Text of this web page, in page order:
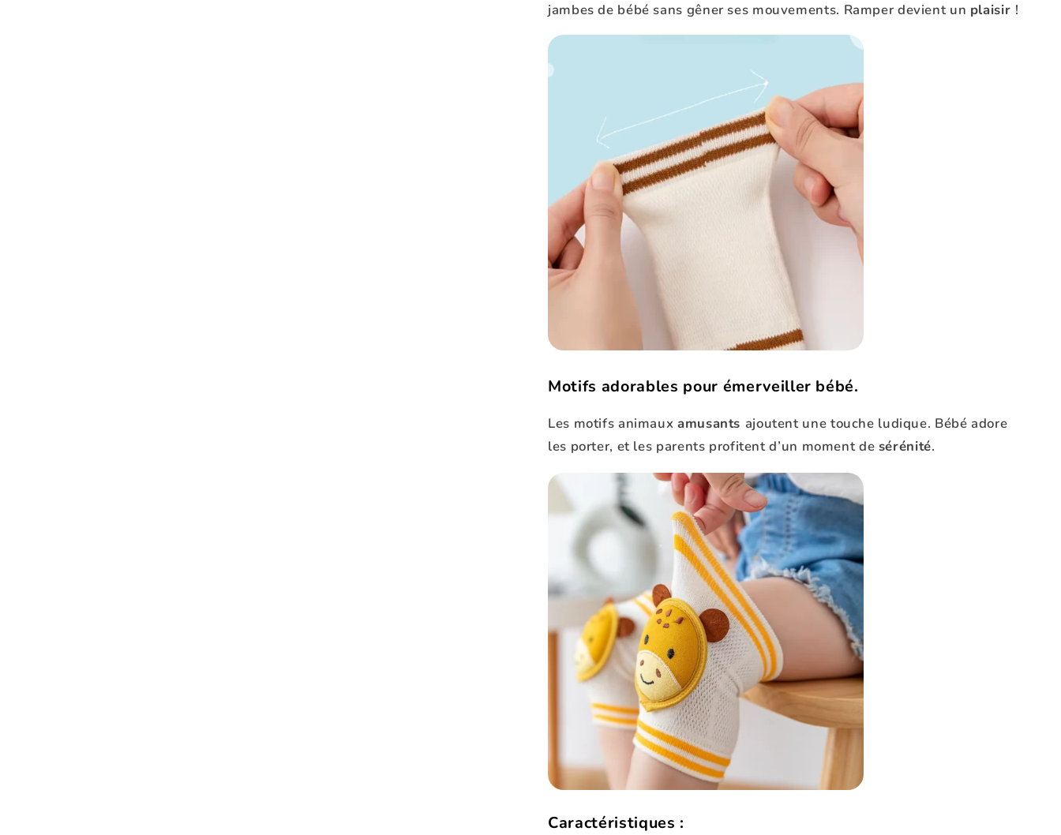
jambes de bébé sans gêner ses mouvements. Ramper devient un plaisir !
Motifs adorables pour émerveiller bébé.
Les motifs animauxamusants ajoutent une touche ludique. Bébé adore
les porter, et les parents profitent d’un moment de sérénité.
Caractéristiques :